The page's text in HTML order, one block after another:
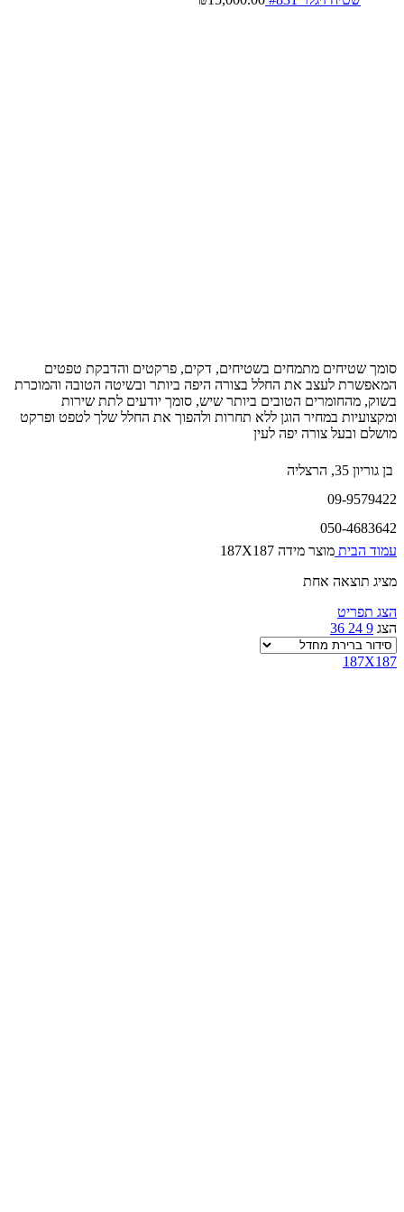
סומך שטיחים מתמחים בשטיחים, דקים, פרקטים והדבקת טפטים
המאפשרת לעצב את החלל בצורה היפה ביותר ובשיטה הטובה והמוכרת
בשוק, מהחומרים הטובים ביותר שיש, סומך יודעים לתת שירות
ומקצועיות במחיר הוגן ללא תחרות ולהפוך את החלל שלך לטפט ופרקט
מושלם ובעל צורה יפה לעין
בן גוריון 35, הרצליה
09-9579422
050-4683642
עמוד הבית מוצר מידה 187X187
מציג תוצאה אחת
הצג תפריט
הצג 9
24
36
187X187